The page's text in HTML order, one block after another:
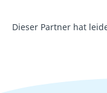
Dieser Partner hat